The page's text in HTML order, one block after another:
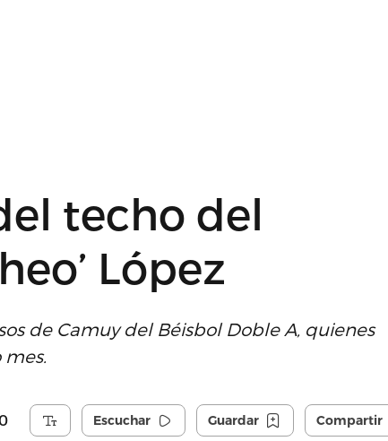
techo del
López
de Camuy del Béisbol Doble A, quienes
Escuchar Guardar Compartir